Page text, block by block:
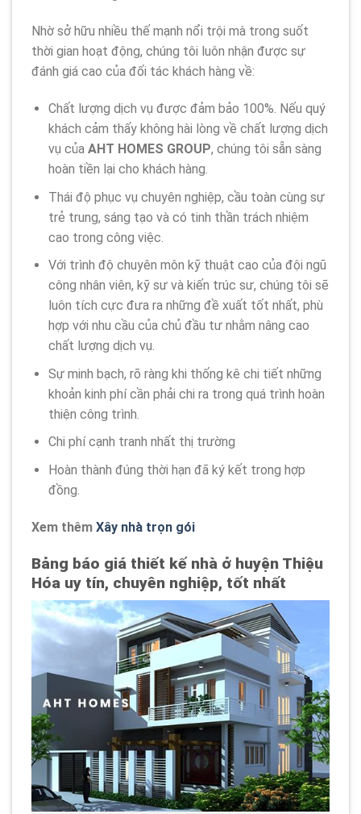
Nhờ sở hữu nhiều thế mạnh nổi trội mà trong suốt
thời gian hoạt động, chúng tôi luôn nhận được sự
đánh giá cao của đối tác khách hàng về:
Chất lượng dịch vụ được đảm bảo 100%. Nếu quý
khách cảm thấy không hài lòng về chất lượng dịch
vụ của AHT HOMES GROUP, chúng tôi sẵn sàng
hoàn tiền lại cho khách hàng.
Thái độ phục vụ chuyên nghiệp, cầu toàn cùng sự
trẻ trung, sáng tạo và có tinh thần trách nhiệm
cao trong công việc.
Với trình độ chuyên môn kỹ thuật cao của đội ngũ
công nhân viên, kỹ sư và kiến trúc sư, chúng tôi sẽ
luôn tích cực đưa ra những đề xuất tốt nhất, phù
hợp với nhu cầu của chủ đầu tư nhằm nâng cao
chất lượng dịch vụ.
Sự minh bạch, rõ ràng khi thống kê chi tiết những
khoản kinh phí cần phải chi ra trong quá trình hoàn
thiện công trình.
Chi phí cạnh tranh nhất thị trường
Hoàn thành đúng thời hạn đã ký kết trong hợp
đồng.
Xem thêm Xây nhà trọn gói
Bảng báo giá thiết kế nhà ở huyện Thiệu
Hóa uy tín, chuyên nghiệp, tốt nhất